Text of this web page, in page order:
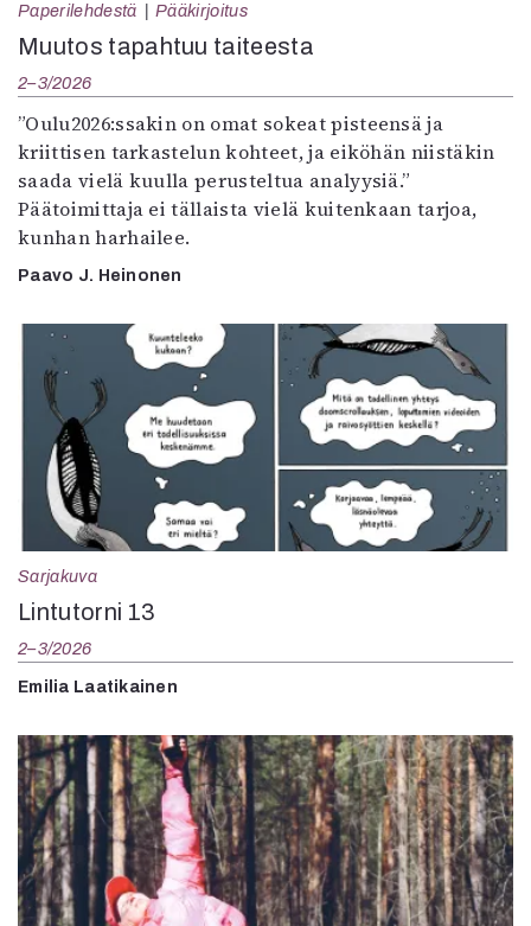
Paperilehdestä Pääkirjoitus
Muutos tapahtuu taiteesta
2–3/2026
”Oulu2026:ssakin on omat sokeat pisteensä ja
kriittisen tarkastelun kohteet, ja eiköhän niistäkin
saada vielä kuulla perusteltua analyysiä.”
Päätoimittaja ei tällaista vielä kuitenkaan tarjoa,
kunhan harhailee.
Paavo J. Heinonen
Sarjakuva
Lintutorni 13
2–3/2026
Emilia Laatikainen